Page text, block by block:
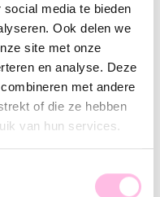
media te bieden
Ook delen we
site met onze
en analyse. Deze
met andere
of die ze hebben
van hun services.
SKU